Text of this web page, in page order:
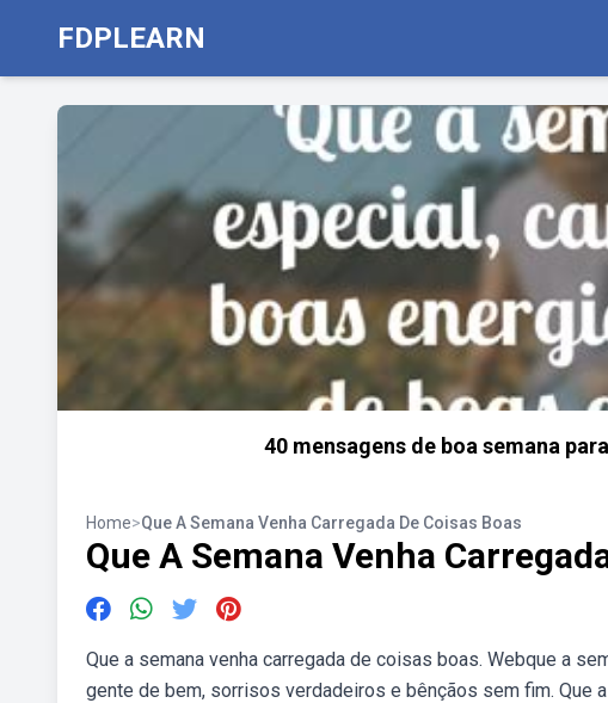
FDPLEARN
40 mensagens de boa semana
Home>Que A Semana Venha Carregada De Coisas Boas
Que A Semana Venha
Que a semana venha carregada de coisas boas. Webque a
gente de bem, sorrisos verdadeiros e bênçãos sem fim. Que